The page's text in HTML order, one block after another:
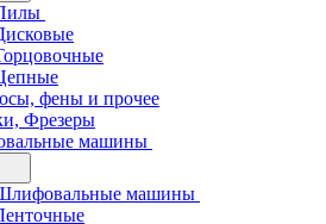
фены и прочее
Фрезеры
машины
машины